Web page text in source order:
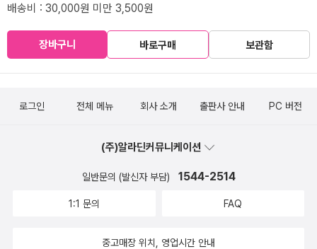
배송비 : 30,000원 미만 3,500원
장바구니 바로구매 보관함
로그인 전체 메뉴 회사 소개 출판사 안내 PC 버전
(주)알라딘커뮤니케이션
일반문의 (발신자 부담) 1544-2514
1:1 문의 FAQ
중고매장 위치, 영업시간 안내